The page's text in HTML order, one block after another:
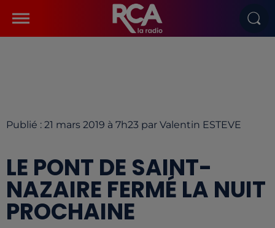
Publié : 21 mars 2019 à 7h23 par Valentin ESTEVE
LE PONT DE SAINT-
NAZAIRE FERMÉ LA NUIT
PROCHAINE